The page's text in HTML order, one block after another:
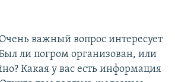
важный вопрос интересует
ли погром организован, или
Какая у вас есть информация